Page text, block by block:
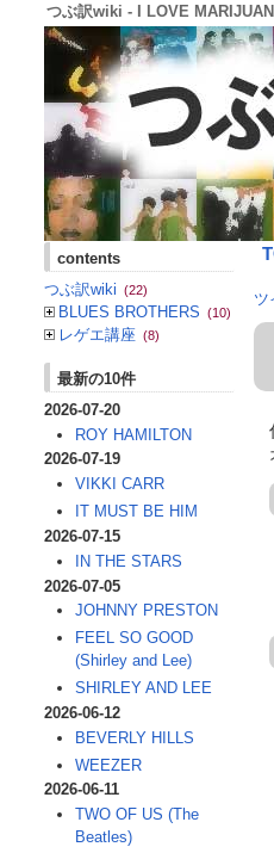
つぶ訳wiki - I LOVE
ツ
contents
つぶ訳wiki (22)
BLUES BROTHERS (10)
レゲエ講座 (8)
最新の10件
2026-07-20
ROY HAMILTON
2026-07-19
VIKKI CARR
IT MUST BE HIM
2026-07-15
IN THE STARS
2026-07-05
JOHNNY PRESTON
FEEL SO GOOD
(Shirley and Lee)
SHIRLEY AND LEE
2026-06-12
BEVERLY HILLS
WEEZER
2026-06-11
TWO OF US (The
Beatles)